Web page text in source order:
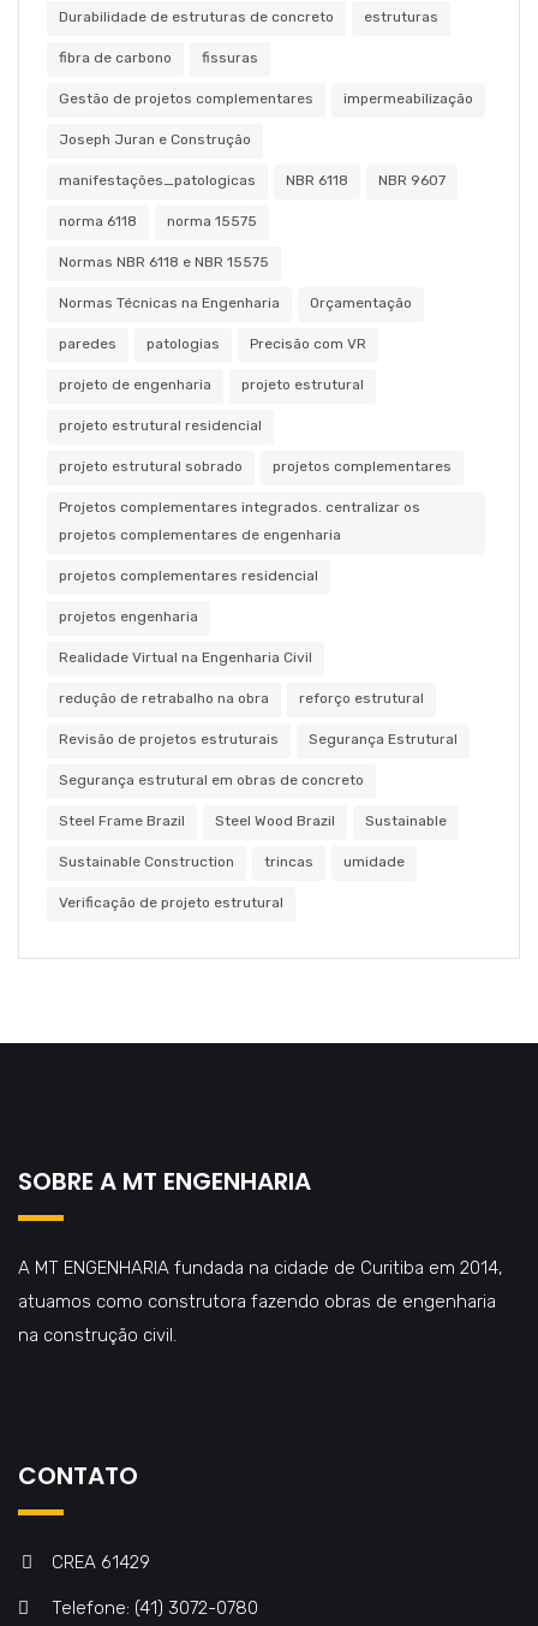
Durabilidade de estruturas de concreto estruturas
fibra de carbono fissuras
Gestão de projetos complementares impermeabilização
Joseph Juran e Construção
manifestações_patologicas NBR 6118 NBR 9607
norma 6118 norma 15575
Normas NBR 6118 e NBR 15575
Normas Técnicas na Engenharia Orçamentação
paredes patologias Precisão com VR
projeto de engenharia projeto estrutural
projeto estrutural residencial
projeto estrutural sobrado projetos complementares
Projetos complementares integrados. centralizar os
projetos complementares de engenharia
projetos complementares residencial
projetos engenharia
Realidade Virtual na Engenharia Civil
redução de retrabalho na obra reforço estrutural
Revisão de projetos estruturais Segurança Estrutural
Segurança estrutural em obras de concreto
Steel Frame Brazil Steel Wood Brazil Sustainable
Sustainable Construction trincas umidade
Verificação de projeto estrutural
SOBRE A MT ENGENHARIA
A MT ENGENHARIA fundada na cidade de Curitiba em 2014,
atuamos como construtora fazendo obras de engenharia
na construção civil.
CONTATO
CREA 61429
Telefone: (41) 3072-0780